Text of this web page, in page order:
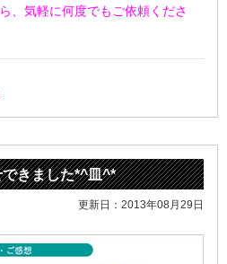
、気軽に何度でもご依頼くださ
きました*^皿^*
更新日：2013年08月29日